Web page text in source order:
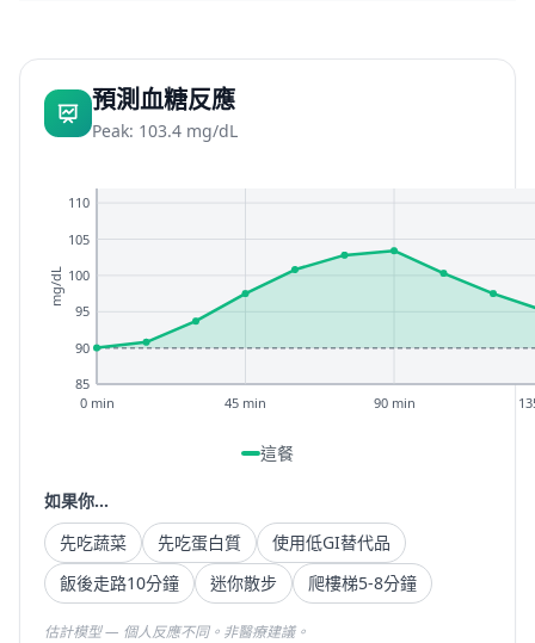
預測血糖反應
Peak: 103.4 mg/dL
85
90
95
100
105
110
0 min 45 min 90 min
mg/dL
這餐
如果你...
先吃蔬菜
先吃蛋白質
使用低GI替代品
飯後走路10分鐘
迷你散步 爬樓梯5-8分鐘
估計模型 — 個人反應不同。非醫療建議。